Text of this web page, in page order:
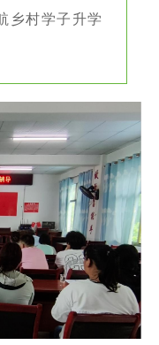
乡村学子升学